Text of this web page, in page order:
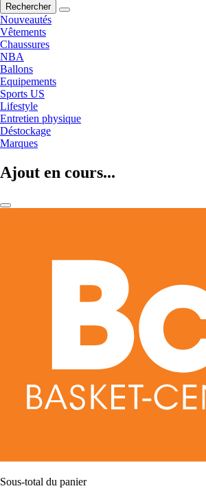
Rechercher
Nouveautés
Vêtements
Chaussures
NBA
Ballons
Equipements
Sports US
Lifestyle
Entretien physique
Déstockage
Marques
Ajout en cours...
Sous-total du panier